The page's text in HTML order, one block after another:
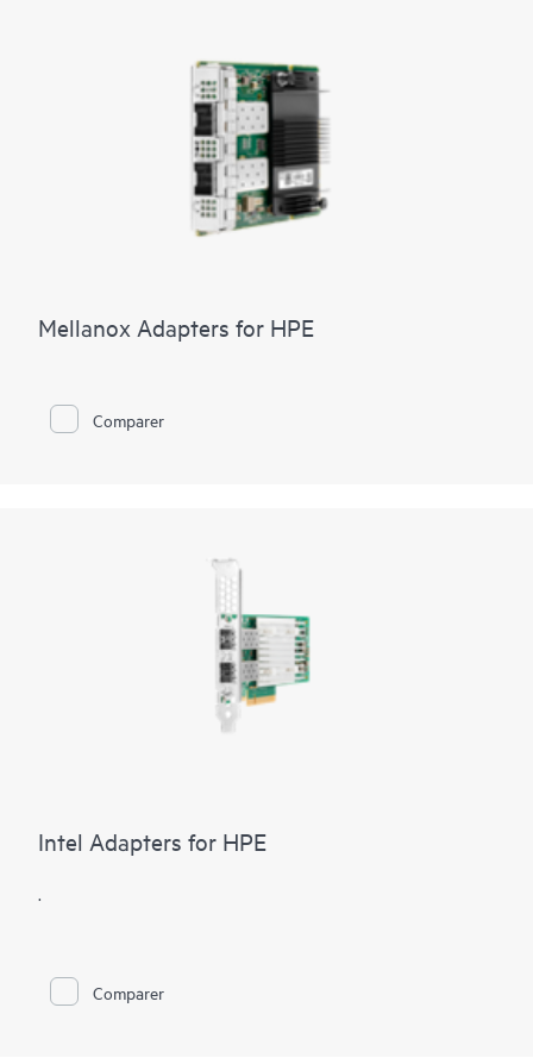
microprogrammes et des pilotes en suivant un calendrier de
manière à éviter toute perturbation des charges de travail.
Mellanox Adapters for HPE
Comparer
Intel Adapters for HPE
Comparer